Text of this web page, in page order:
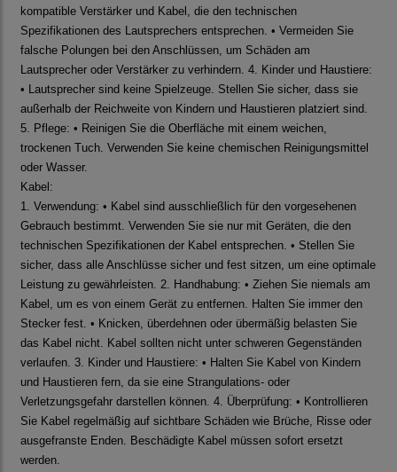
kompatible Verstärker und Kabel, die den technischen
Spezifikationen des Lautsprechers entsprechen. • Vermeiden Sie
falsche Polungen bei den Anschlüssen, um Schäden am
Lautsprecher oder Verstärker zu verhindern. 4. Kinder und Haustiere:
• Lautsprecher sind keine Spielzeuge. Stellen Sie sicher, dass sie
außerhalb der Reichweite von Kindern und Haustieren platziert sind.
5. Pflege: • Reinigen Sie die Oberfläche mit einem weichen,
trockenen Tuch. Verwenden Sie keine chemischen Reinigungsmittel
oder Wasser.
Kabel:
1. Verwendung: • Kabel sind ausschließlich für den vorgesehenen
Gebrauch bestimmt. Verwenden Sie sie nur mit Geräten, die den
technischen Spezifikationen der Kabel entsprechen. • Stellen Sie
sicher, dass alle Anschlüsse sicher und fest sitzen, um eine optimale
Leistung zu gewährleisten. 2. Handhabung: • Ziehen Sie niemals am
Kabel, um es von einem Gerät zu entfernen. Halten Sie immer den
Stecker fest. • Knicken, überdehnen oder übermäßig belasten Sie
das Kabel nicht. Kabel sollten nicht unter schweren Gegenständen
verlaufen. 3. Kinder und Haustiere: • Halten Sie Kabel von Kindern
und Haustieren fern, da sie eine Strangulations- oder
Verletzungsgefahr darstellen können. 4. Überprüfung: • Kontrollieren
Sie Kabel regelmäßig auf sichtbare Schäden wie Brüche, Risse oder
ausgefranste Enden. Beschädigte Kabel müssen sofort ersetzt
werden.